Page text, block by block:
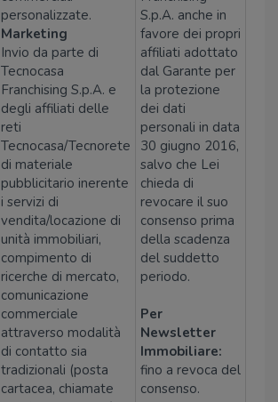
personalizzate.
Marketing
Invio da parte di
Tecnocasa
Franchising S.p.A. e
degli affiliati delle
reti
Tecnocasa/Tecnorete
di materiale
pubblicitario inerente
i servizi di
vendita/locazione di
unità immobiliari,
compimento di
ricerche di mercato,
comunicazione
commerciale
attraverso modalità
di contatto sia
tradizionali (posta
cartacea, chiamate
S.p.A. anche in
favore dei propri
affiliati adottato
dal Garante per
la protezione
dei dati
personali in data
30 giugno 2016,
salvo che Lei
chieda di
revocare il suo
consenso prima
della scadenza
del suddetto
periodo.
Per
Newsletter
Immobiliare:
fino a revoca del
consenso.